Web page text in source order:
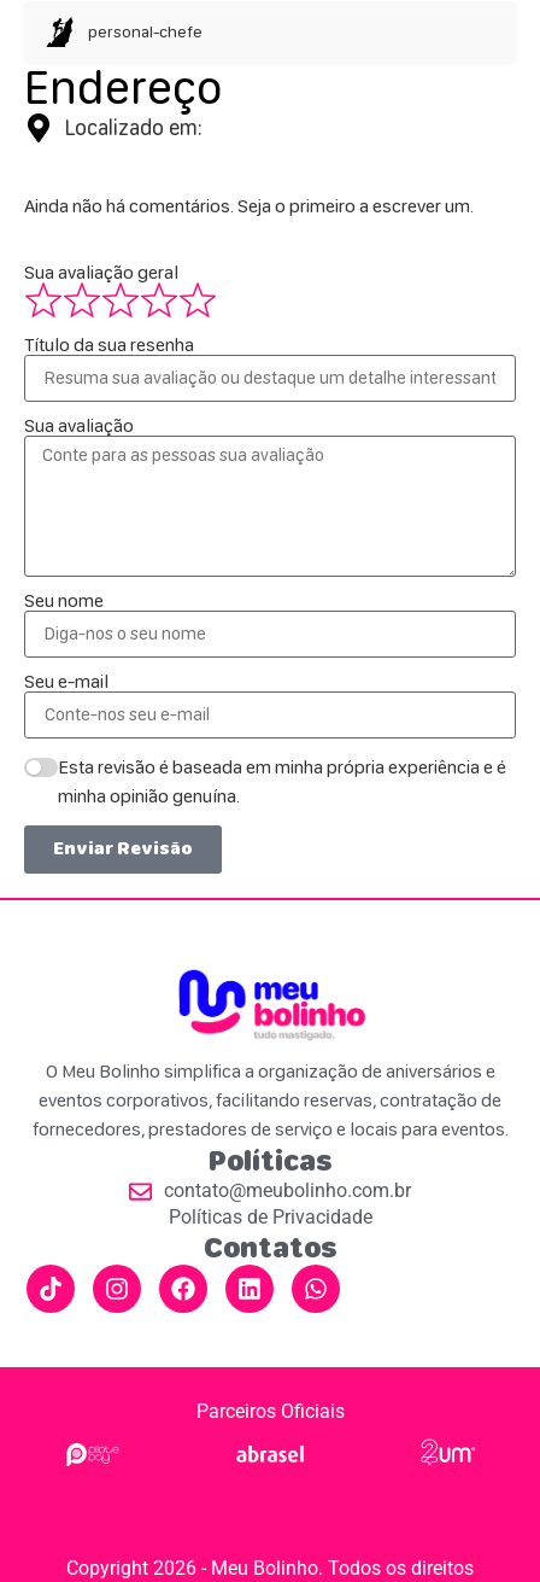
personal-chefe
Endereço
Localizado em:
Ainda não há comentários. Seja o primeiro a escrever um.
Sua avaliação geral
Título da sua resenha
Sua avaliação
Seu nome
Seu e-mail
Esta revisão é baseada em minha própria experiência e é
minha opinião genuína.
Enviar Revisão
O Meu Bolinho simplifica a organização de aniversários e
eventos corporativos, facilitando reservas, contratação de
fornecedores, prestadores de serviço e locais para eventos.
Políticas
contato@meubolinho.com.br
Políticas de Privacidade
Contatos
Parceiros Oficiais
Copyright 2026 - Meu Bolinho. Todos os direitos